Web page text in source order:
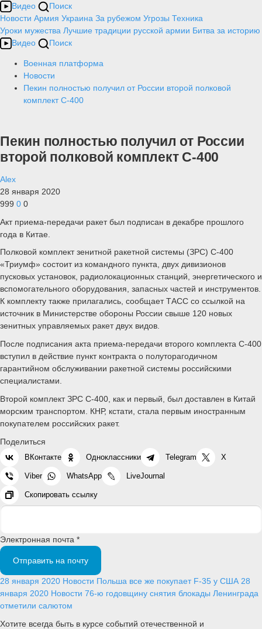
Видео
Поиск
Новости Армия Украина За рубежом Угрозы Техника
Уроки мужества Лучшие традиции русской армии Битва за историю
Видео
Поиск
Военная платформа
Новости
Пекин полностью получил от России второй полковой
комплект С-400
Пекин полностью получил от России
второй полковой комплект С-400
Alex
28 января 2020
999 0 0
Акт приема-передачи ракет был подписан в декабре прошлого
года в Китае.
Полковой комплект зенитной ракетной системы (ЗРС) С-400
«Триумф» состоит из командного пункта, двух дивизионов
пусковых установок, радиолокационных станций, энергетического и
вспомогательного оборудования, запасных частей и инструментов.
К комплекту также прилагались, сообщает ТАСС со ссылкой на
источник в Министерстве обороны России свыше 120 новых
зенитных управляемых ракет двух видов.
После подписания акта приема-передачи второго комплекта С-400
вступил в действие пункт контракта о полуторагодичном
гарантийном обслуживании ракетной системы российскими
специалистами.
Второй комплект ЗРС С-400, как и первый, был доставлен в Китай
морским транспортом. КНР, кстати, стала первым иностранным
покупателем российских ракет.
Поделиться
ВКонтакте Одноклассники Telegram X
Viber WhatsApp LiveJournal
Скопировать ссылку
Электронная почта *
Отправить на почту
28 января 2020 Новости Польша все же покупает F-35 у США 28
января 2020 Новости 76-ю годовщину снятия блокады Ленинграда
отметили салютом
Хотите всегда быть в курсе событий отечественной и